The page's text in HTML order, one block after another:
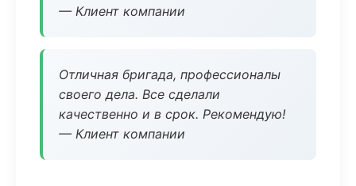
— Клиент компании
Отличная бригада, профессионалы
своего дела. Все сделали
качественно и в срок. Рекомендую!
— Клиент компании